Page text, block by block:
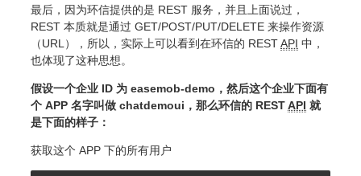
最后，因为环信提供的是 REST 服务，并且上面说过，
REST 本质就是通过 GET/POST/PUT/DELETE 来操作资源
（URL），所以，实际上可以看到在环信的 RESTAPI 中，
也体现了这种思想。
假设一个企业 ID 为 easemob-demo，然后这个企业下面有
个 APP 名字叫做 chatdemoui，那么环信的 RESTAPI 就
是下面的样子：
获取这个 APP 下的所有用户